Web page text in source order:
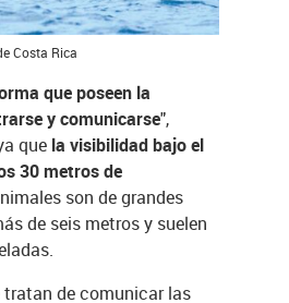
Costa Rica
que poseen la
y comunicarse",
que la visibilidad bajo el
30 metros de
son de grandes
de seis metros y suelen
tratan de comunicar las